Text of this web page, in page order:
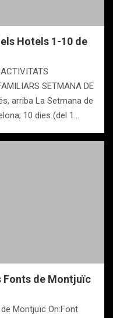
Hotels 1-10 de
SETMANA DE
arriba La Setmana de
10 dies (del 1…
Fonts de Montjuïc
Montjuïc On:Font